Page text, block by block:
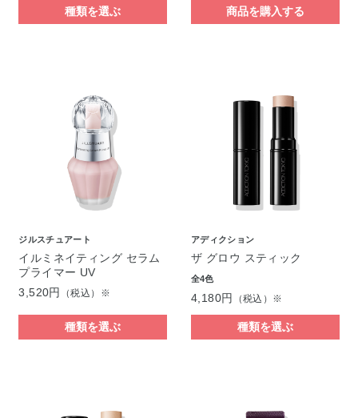
種類を選ぶ 商品を購入する
ジルスチュアート
イルミネイティング セラム
プライマー UV
3,520円
（税込）※
種類を選ぶ
アディクション
ザ グロウ スティック
全4色
4,180円 （税込）※
種類を選ぶ